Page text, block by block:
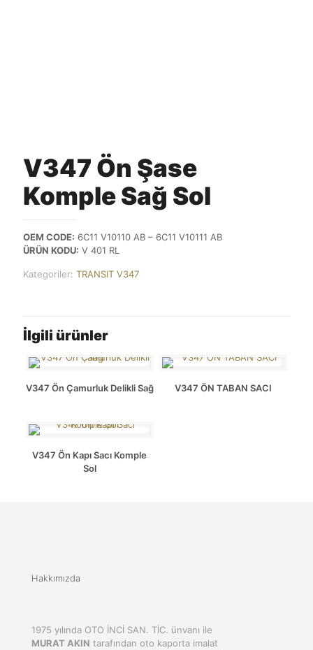
V347 Ön Şase
Komple Sağ Sol
OEM CODE: 6C11 V10110 AB – 6C11 V10111 AB
ÜRÜN KODU: V 401 RL
Kategoriler: TRANSIT V347
İlgili ürünler
V347 Ön Çamurluk Delikli Sağ V347 ÖN TABAN SACI
V347 Ön Kapı Sacı Komple
Sol
Hakkımızda
1975 yılında OTO İNCİ SAN. TİC. ünvanı ile
MURAT AKIN tarafından oto kaporta imalat